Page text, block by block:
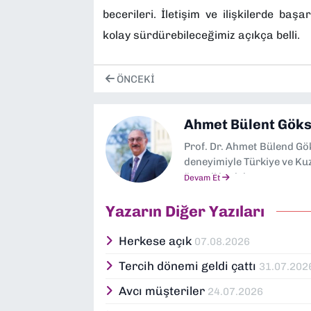
becerileri. İletişim ve ilişkilerde
kolay sürdürebileceğimiz açıkça belli.
ÖNCEKI
Ahmet Bülent
Prof. Dr. Ahmet Bülend
deneyimiyle Türkiye ve
önemli katkılar sunmuş
yöneticilik görevleriyle
rektörü olarak bilim
alanında uzmanlaşan
ödül ve plaketle
halkla ilişkiler
Devam Et
Yazarın Diğer Yazıları
Herkese açık 07.08.2026
Tercih dönemi geldi çattı
Avcı müşteriler 24.07.2026